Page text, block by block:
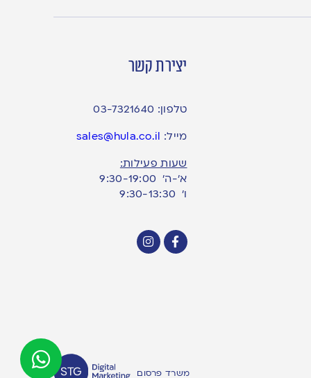
יצירת קשר
טלפון: 03-7321640
מייל: sales@hula.co.il
שעות פעילות:
א’-ה’ 9:30-19:00
ו׳ 9:30-13:30
משרד פרסום